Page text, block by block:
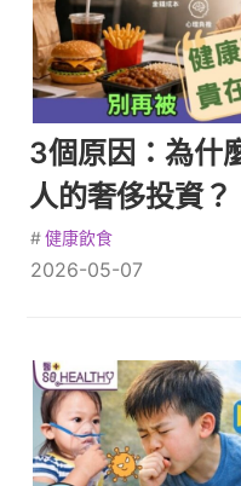
3個原因：為什
人的奢侈投資？
# 健康飲食
2026-05-07